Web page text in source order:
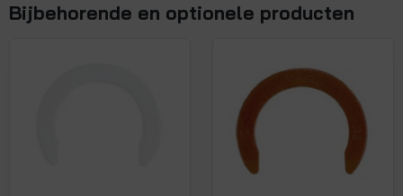
Bijbehorende en optionele producten